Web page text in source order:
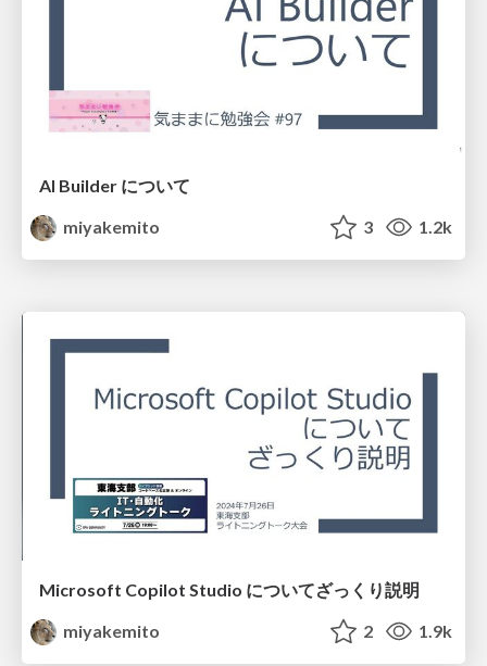
AI Builder について
miyakemito
3 1.2k
Microsoft Copilot Studio についてざっくり説明
miyakemito
2 1.9k